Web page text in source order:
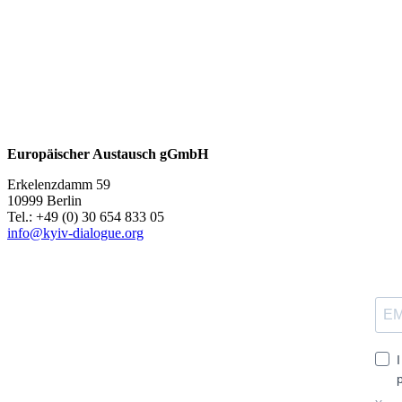
Europäischer Austausch gGmbH
Erkelenzdamm 59
10999 Berlin
Теl.: +49 (0) 30 654 833 05
info@kyiv-dialogue.org